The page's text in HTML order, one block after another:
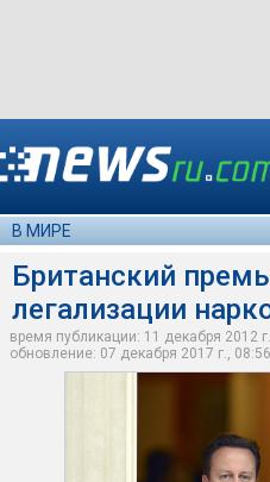
В МИРЕ
Британский
легализации
время публикации: 11 декабря 2012
обновление: 07 декабря 2017 г., 08:56